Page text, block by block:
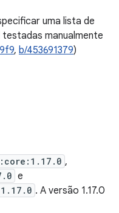
uma lista de
manualmente
, b/453691379)
,
e
. A versão 1.17.0